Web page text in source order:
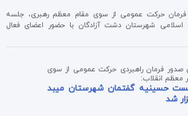
فرمان حرکت عمومی از سوی مقام معظم رهبری، جلسه
اسلامی شهرستان دشت آزادگان با حضور اعضای فعال
صدور فرمان راهبردی حرکت عمومی از سوی
معظم انقلاب:
حسینیه گفتمان شهرستان میبد
شد